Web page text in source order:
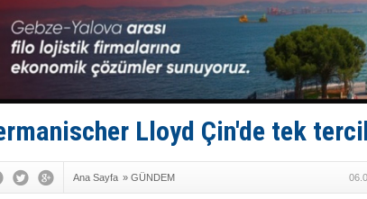
İngiliz
DESE,
35
Lloyd Çin'de tek
Ana Sayfa » GÜNDEM